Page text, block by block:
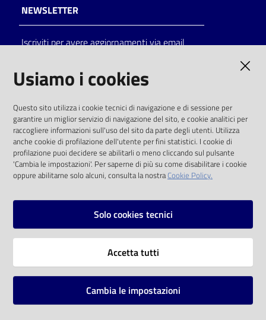
Catalogo
on line
Eventi
Chiedi al
bibliotecario
NEWSLETTER
Iscriviti per avere aggiornamenti via email
solo alle condizioni previste dalla direttiva
comunitaria 2003/98/CE e dal d.lgs. 36/2006
SOCIAL
Instagram
Vai alla pagina
Mappa del sito
Usiamo i cookies
Questo sito utilizza i cookie tecnici di navigazione e di sessione per
garantire un miglior servizio di navigazione del sito, e cookie analitici per
raccogliere informazioni sull'uso del sito da parte degli utenti. Utilizza
anche cookie di profilazione dell'utente per fini statistici. I cookie di
profilazione puoi decidere se abilitarli o meno cliccando sul pulsante
'Cambia le impostazioni'. Per saperne di più su come disabilitare i cookie
oppure abilitarne solo alcuni, consulta la nostraCookie Policy.
Solo cookies tecnici
Accetta tutti
Cambia le impostazioni